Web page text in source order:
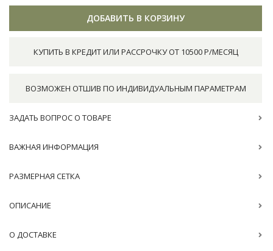
ДОБАВИТЬ В КОРЗИНУ
КУПИТЬ В КРЕДИТ ИЛИ РАССРОЧКУ ОТ 10500 Р/МЕСЯЦ
ВОЗМОЖЕН ОТШИВ ПО ИНДИВИДУАЛЬНЫМ ПАРАМЕТРАМ
ЗАДАТЬ ВОПРОС О ТОВАРЕ
ВАЖНАЯ ИНФОРМАЦИЯ
РАЗМЕРНАЯ СЕТКА
ОПИСАНИЕ
О ДОСТАВКЕ